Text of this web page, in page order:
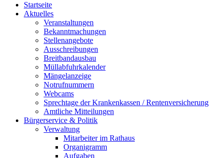
Startseite
Aktuelles
Veranstaltungen
Bekanntmachungen
Stellenangebote
Ausschreibungen
Breitbandausbau
Müllabfuhrkalender
Mängelanzeige
Notrufnummern
Webcams
Sprechtage der Krankenkassen / Rentenversicherung
Amtliche Mitteilungen
Bürgerservice & Politik
Verwaltung
Mitarbeiter im Rathaus
Organigramm
Aufgaben